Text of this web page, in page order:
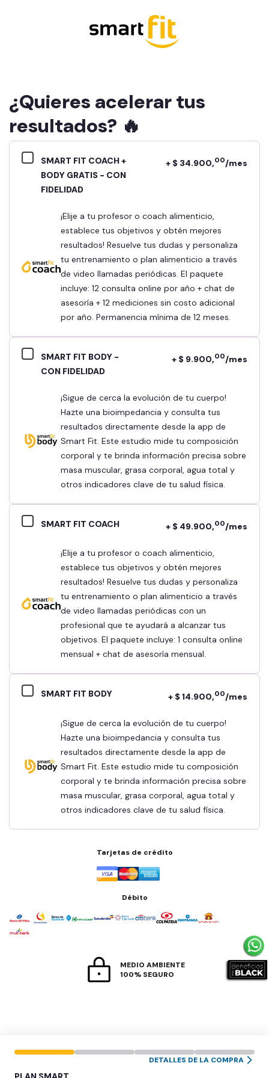
¿Quieres acelerar tus
resultados? 🔥
SMART FIT COACH +
BODY GRATIS - CON
FIDELIDAD
+ $ 34.900,00/mes
¡Elije a tu profesor o coach alimenticio,
establece tus objetivos y obtén mejores
resultados! Resuelve tus dudas y personaliza
tu entrenamiento o plan alimenticio a través
de video llamadas periódicas. El paquete
incluye: 12 consulta online por año + chat de
asesoría + 12 mediciones sin costo adicional
por año. Permanencia mínima de 12 meses.
SMART FIT BODY -
CON FIDELIDAD
+ $ 9.900,00/mes
¡Sigue de cerca la evolución de tu cuerpo!
Hazte una bioimpedancia y consulta tus
resultados directamente desde la app de
Smart Fit. Este estudio mide tu composición
corporal y te brinda información precisa sobre
masa muscular, grasa corporal, agua total y
otros indicadores clave de tu salud física.
SMART FIT COACH + $ 49.900,00/mes
¡Elije a tu profesor o coach alimenticio,
establece tus objetivos y obtén mejores
resultados! Resuelve tus dudas y personaliza
tu entrenamiento o plan alimenticio a través
de video llamadas periódicas con un
profesional que te ayudará a alcanzar tus
objetivos. El paquete incluye: 1 consulta online
mensual + chat de asesoría mensual.
SMART FIT BODY + $ 14.900,00/mes
¡Sigue de cerca la evolución de tu cuerpo!
Hazte una bioimpedancia y consulta tus
resultados directamente desde la app de
Smart Fit. Este estudio mide tu composición
corporal y te brinda información precisa sobre
masa muscular, grasa corporal, agua total y
otros indicadores clave de tu salud física.
DETALLES DE LA COMPRA
Tarjetas de crédito
Débito
MEDIO AMBIENTE
100% SEGURO